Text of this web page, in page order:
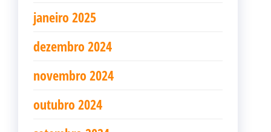
janeiro 2025
dezembro 2024
novembro 2024
outubro 2024